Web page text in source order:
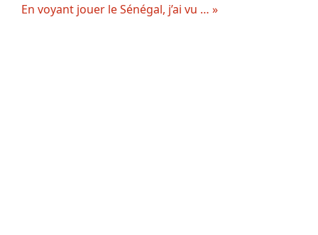
En voyant jouer le Sénégal, j’ai vu … »